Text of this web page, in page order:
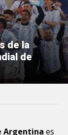
de la
de
Argentina es